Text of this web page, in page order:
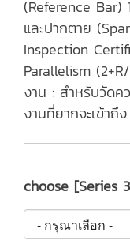
(Reference
และปากตาย
Inspection
Parallelism
งาน : สำหรับวัดค
งานที่ยากจะเข้าถึง
choose [Series